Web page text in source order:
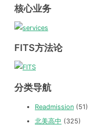
核心业务
FITS方法论
分类导航
Readmission (51)
北美高中 (325)